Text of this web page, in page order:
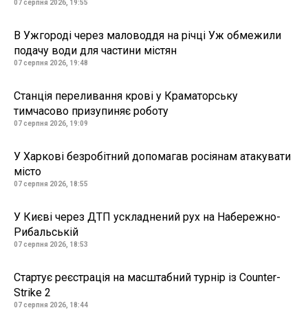
07 серпня 2026, 19:55
В Ужгороді через маловоддя на річці Уж обмежили
подачу води для частини містян
07 серпня 2026, 19:48
Станція переливання крові у Краматорську
тимчасово призупиняє роботу
07 серпня 2026, 19:09
У Харкові безробітний допомагав росіянам атакувати
місто
07 серпня 2026, 18:55
У Києві через ДТП ускладнений рух на Набережно-
Рибальській
07 серпня 2026, 18:53
Стартує реєстрація на масштабний турнір із Counter-
Strike 2
07 серпня 2026, 18:44